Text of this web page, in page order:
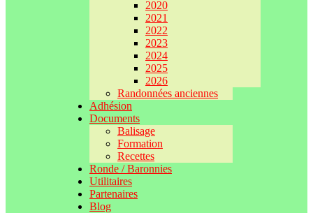
2020
2021
2022
2023
2024
2025
2026
Randonnées anciennes
Adhésion
Documents
Balisage
Formation
Recettes
Ronde / Baronnies
Utilitaires
Partenaires
Blog